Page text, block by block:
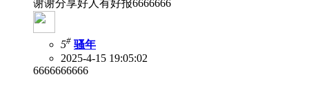
谢谢分享好人有好报6666666
5# 骚年
2025-4-15 19:05:02
6666666666